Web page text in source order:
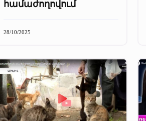
համաժողովում
28/10/2025